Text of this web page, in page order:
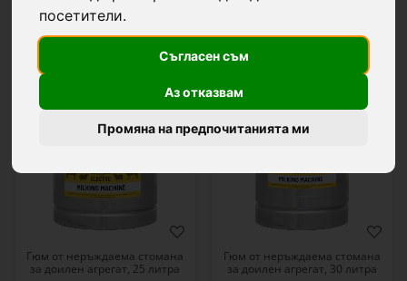
посетители.
Съгласен съм
Аз отказвам
Промяна на предпочитанията ми
Гюм от неръждаема стомана
за доилен агрегат, 25 литра
0600
Гюм от неръждаема стомана
за доилен агрегат, 30 литра